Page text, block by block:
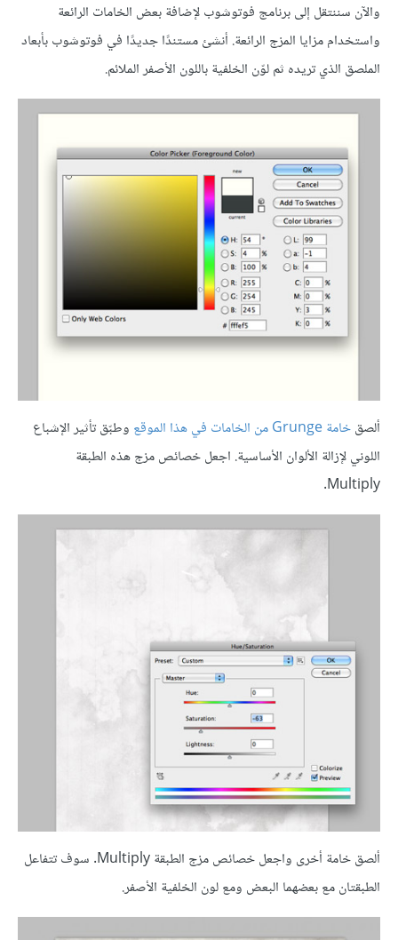
والآن سننتقل إلى برنامج فوتوشوب لإضافة بعض الخامات الرائعة
واستخدام مزايا المزج الرائعة. أنشئ مستندًا جديدًا في فوتوشوب بأبعاد
الملصق الذي تريده ثم لوّن الخلفية باللون الأصفر الملائم.
ألصقخامة Grunge من الخامات في هذا الموقع
وطبّق تأثير الإشباع
اللوني لإزالة الألوان الأساسية. اجعل خصائص مزج هذه الطبقة
Multiply.
ألصق خامة أخرى واجعل خصائص مزج الطبقة Multiply. سوف تتفاعل
الطبقتان مع بعضهما البعض ومع لون الخلفية الأصفر.